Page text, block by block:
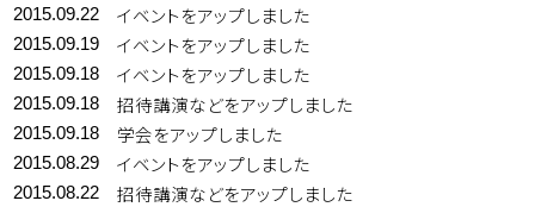
2015.09.22 イベントをアップしました
2015.09.19 イベントをアップしました
2015.09.18 イベントをアップしました
2015.09.18 招待講演などをアップしました
2015.09.18 学会をアップしました
2015.08.29 イベントをアップしました
2015.08.22 招待講演などをアップしました